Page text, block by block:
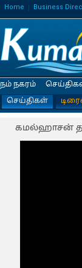
Home Business
நம் நகரம்
செய்திகள்
கமல்ஹாசன்